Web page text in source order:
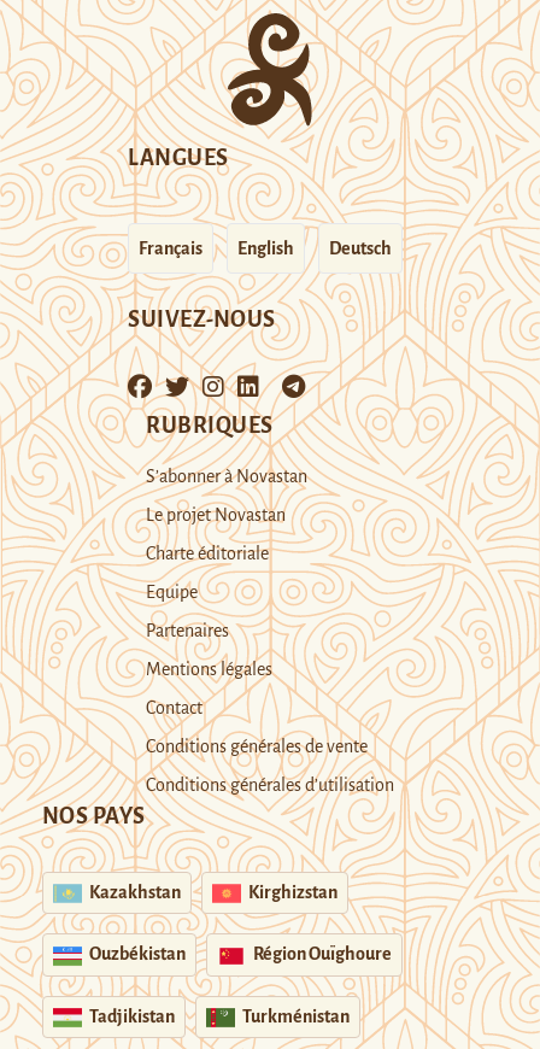
LANGUES
Français English Deutsch
SUIVEZ-NOUS
RUBRIQUES
S’abonner à Novastan
Le projet Novastan
Charte éditoriale
Equipe
Partenaires
Mentions légales
Contact
Conditions générales de vente
Conditions générales d’utilisation
NOS PAYS
Kazakhstan Kirghizstan
Ouzbékistan Région Ouïghoure
Tadjikistan Turkménistan